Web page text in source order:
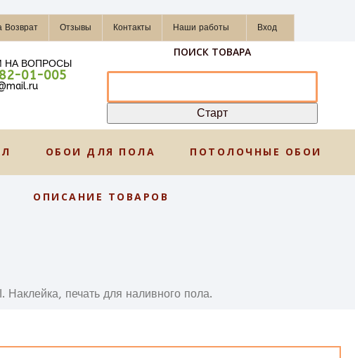
Возврат Отзывы Контакты Наши работы Вход
НА ВОПРОСЫ
01-005
ПОИСК ТОВАРА
ОБОИ ДЛЯ ПОЛА ПОТОЛОЧНЫЕ ОБОИ
ОПИСАНИЕ ТОВАРОВ
печать для наливного пола.